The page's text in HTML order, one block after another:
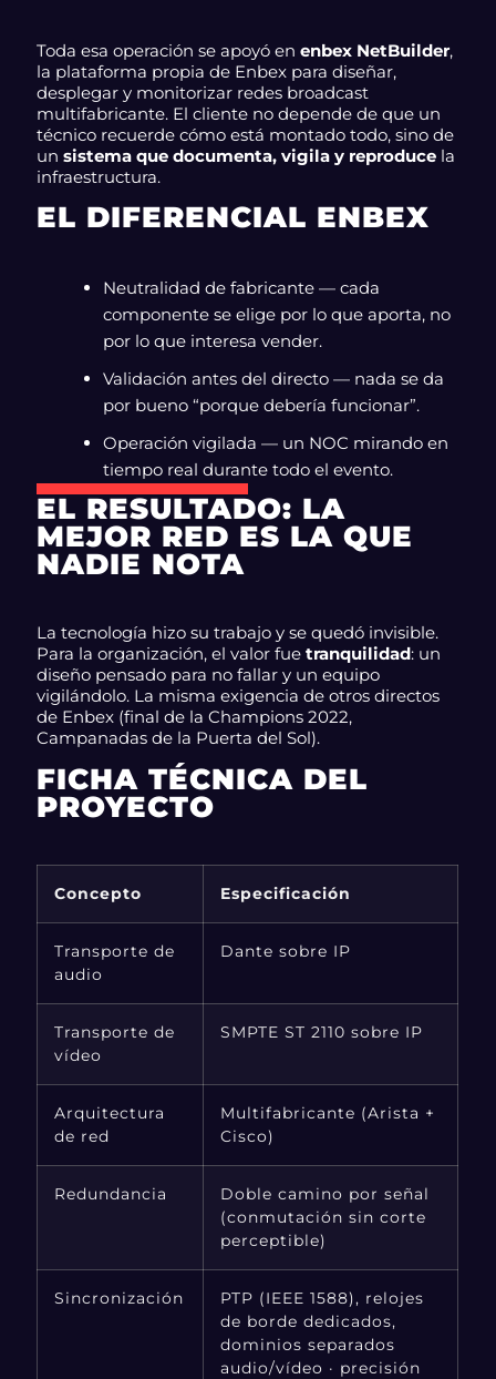
Toda esa operación se apoyó enenbex NetBuilder,
la plataforma propia de Enbex para diseñar,
desplegar y monitorizar redes broadcast
multifabricante. El cliente no depende de que un
técnico recuerde cómo está montado todo, sino de
unsistema que documenta, vigila y reproduce la
infraestructura.
EL DIFERENCIAL ENBEX
Neutralidad de fabricante — cada
componente se elige por lo que aporta, no
por lo que interesa vender.
Validación antes del directo — nada se da
por bueno “porque debería funcionar”.
Operación vigilada — un NOC mirando en
tiempo real durante todo el evento.
EL RESULTADO: LA
MEJOR RED ES LA QUE
NADIE NOTA
La tecnología hizo su trabajo y se quedó invisible.
Para la organización, el valor fuetranquilidad: un
diseño pensado para no fallar y un equipo
vigilándolo. La misma exigencia de otros directos
de Enbex (final de la Champions 2022,
Campanadas de la Puerta del Sol).
FICHA TÉCNICA DEL
PROYECTO
Concepto Especificación
Transporte de
audio
Dante sobre IP
Transporte de
vídeo
SMPTE ST 2110 sobre IP
Arquitectura
de red
Multifabricante (Arista +
Cisco)
Redundancia
Doble camino por señal
(conmutación sin corte
perceptible)
Sincronización
PTP (IEEE 1588), relojes
de borde dedicados,
dominios separados
audio/vídeo · precisión